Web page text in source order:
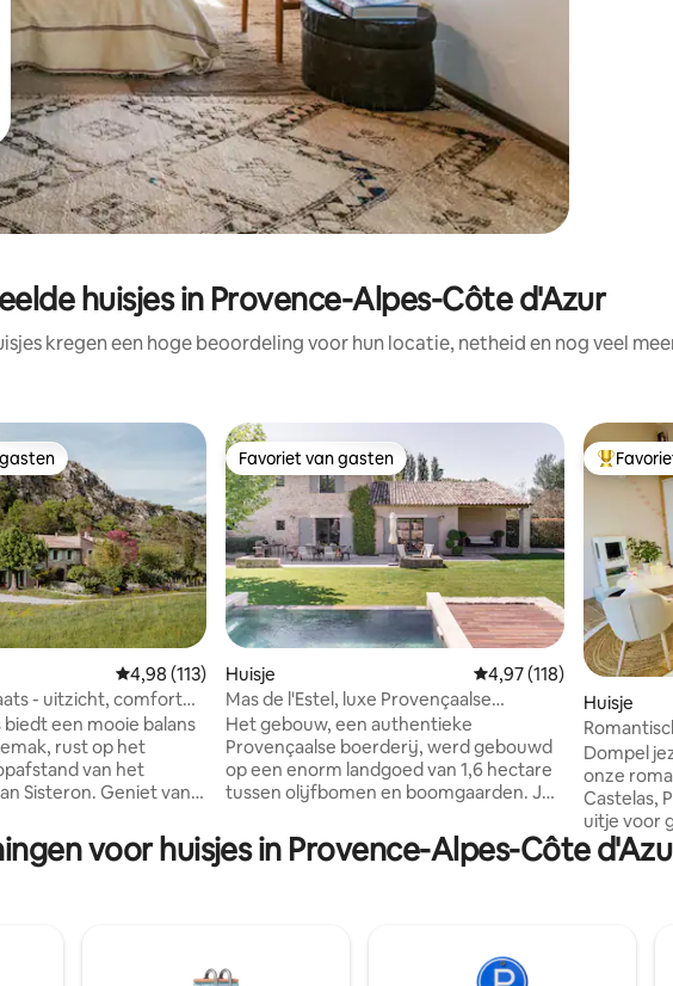
huisjes in Provence-Alpes-Côte d'Azur
kregen een hoge beoordeling voor hun locatie, netheid en nog veel
5 uit 5, 112 recensies
gasten
Gemiddelde beoordeling van 4,98 uit 5, 113 recensies
4,98 (113)
- uitzicht, comfort
een mooie balans
rust op het
van het
Sisteron. Geniet van
apparaat en
comfortabele
Gemakkelijk te
Favoriet van gasten
Favoriet van gasten
Huisje Gemiddelde
4,97 (118)
Mas de l'Estel, luxe Provençaalse
boerderij
Het gebouw, een authentieke
Provençaalse boerderij, werd gebouwd
op een enorm landgoed van 1,6 hectare
tussen olijfbomen en boomgaarden. Je
Westvleugel. De oostvleugel wordt
bezet door de eigenaren, omdat de
parkeergarage tot 4, een eigen tuin met
een spa en je eigen verwarmde
Huisje
Dompel
onze
Castelas,
uitje voor
voor
rustige
voor huisjes in Provence-Alpes-Côte